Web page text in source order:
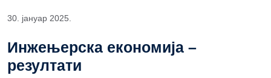
30. јануар 2025.
Инжењерска економија –
резултати